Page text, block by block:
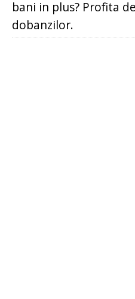
bani in plus? Profita
dobanzilor.